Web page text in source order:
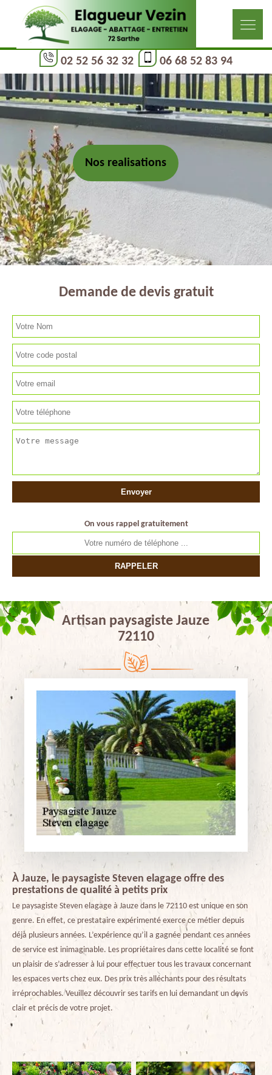
02 52 56 32 32 06 68 52 83 94
Nos realisations
Demande de devis gratuit
On vous rappel gratuitement
Artisan paysagiste Jauze
72110
À Jauze, le paysagiste Steven elagage offre des
prestations de qualité à petits prix
Le paysagiste Steven elagage à Jauze dans le 72110 est unique en son
genre. En effet, ce prestataire expérimenté exerce ce métier depuis
déjà plusieurs années. L’expérience qu’il a gagnée pendant ces années
de service est inimaginable. Les propriétaires dans cette localité se font
un plaisir de s’adresser à lui pour effectuer tous les travaux concernant
les espaces verts chez eux. Des prix très alléchants pour des résultats
irréprochables. Veuillez découvrir ses tarifs en lui demandant un devis
clair et précis de votre projet.